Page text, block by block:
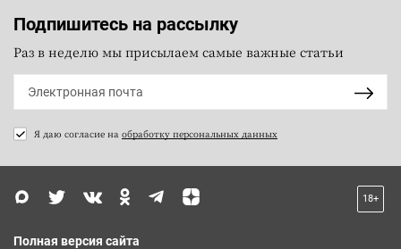
Подпишитесь на рассылку
Раз в неделю мы присылаем самые важные статьи
Я даю согласие на обработку персональных данных
18+
Полная версия сайта